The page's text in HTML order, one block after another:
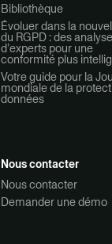
Bibliothèque
Évoluer dans la
du RGPD : des
d’experts pour une
conformité plus
Votre guide pour la
mondiale de la
données
Nous contacter
Nous contacter
Demander une démo